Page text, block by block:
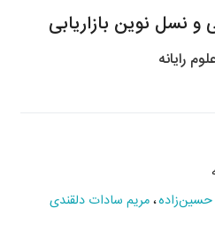
نسل نوین بازاریابی
رایانه
،مريم سادات دلقندی